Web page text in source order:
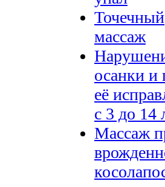
Точечный
массаж
осанки и
её
с 3 до 14
Массаж